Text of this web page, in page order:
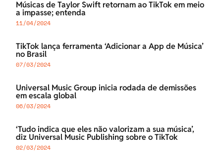
Músicas de Taylor Swift retornam ao TikTok em meio
a impasse; entenda
11/04/2024
TikTok lança ferramenta ‘Adicionar a App de Música’
no Brasil
07/03/2024
Universal Music Group inicia rodada de demissões
em escala global
06/03/2024
‘Tudo indica que eles não valorizam a sua música’,
diz Universal Music Publishing sobre o TikTok
02/03/2024